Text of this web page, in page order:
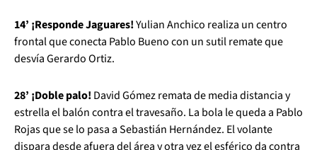
14’ ¡Responde Jaguares!Yulian Anchico realiza un centro
frontal que conecta Pablo Bueno con un sutil remate que
desvía Gerardo Ortiz.
28’ ¡Doble palo! David Gómez remata de media distancia y
estrella el balón contra el travesaño. La bola le queda a Pablo
Rojas que se lo pasa a Sebastián Hernández. El volante
dispara desde afuera del área y otra vez el esférico da contra